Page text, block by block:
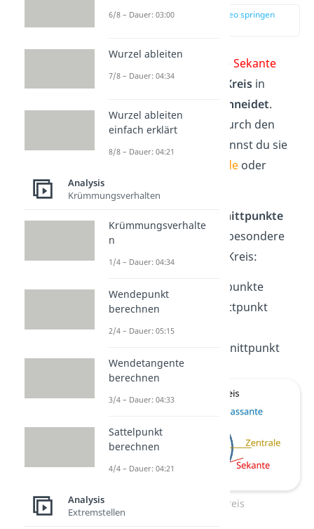
zur Stelle im Video springen
ist dieSekante
eine Gerade, die einen
Kreis in
zwei Punkten schneidet.
Verläuft eine Sekante durch den
Kreismittelpunkt M
, nennst du sie
Mittelpunktsgerade oder
Zentrale
Anzahl der Schnittpunkte
unterscheidest du drei besondere
Arten von Geraden am Kreis:
Sekanten
Schnittpunkte
Tangenten
Schnittpunkt
( Berührpunkt
Schnittpunkt
Geraden am Kreis
6/8 – Dauer: 03:00
Wurzel ableiten
7/8 – Dauer: 04:34
Wurzel ableiten
einfach erklärt
8/8 – Dauer: 04:21
Analysis
Krümmungsverhalten
Krümmungsverhalte
n
1/4 – Dauer: 04:34
Wendepunkt
berechnen
2/4 – Dauer: 05:15
Wendetangente
berechnen
3/4 – Dauer: 04:33
Sattelpunkt
berechnen
4/4 – Dauer: 04:21
Analysis
Extremstellen